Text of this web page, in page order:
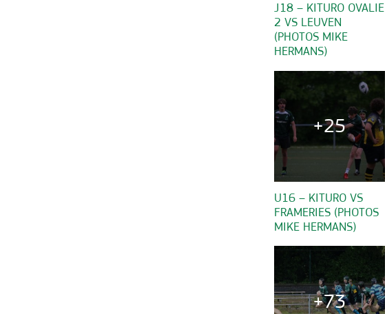
J18 – KITURO OVALIE
2 VS LEUVEN
(PHOTOS MIKE
HERMANS)
+25
U16 – KITURO VS
FRAMERIES (PHOTOS
MIKE HERMANS)
+73